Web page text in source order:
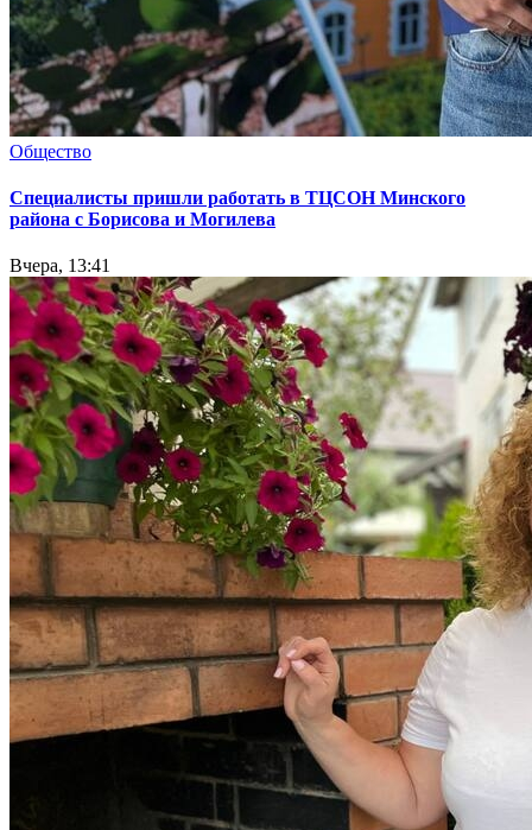
Общество
Специалисты пришли работать в ТЦСОН Минского
района с Борисова и Могилева
Вчера, 13:41